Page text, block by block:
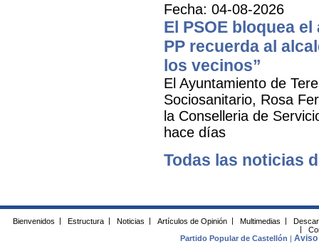
Fecha: 04-08-2026
El PSOE bloquea
PP recuerda al
los vecinos”
El Ayuntamiento de
Sociosanitario, Rosa
la Conselleria de
hace días
Todas las noticias
Bienvenidos Estructura Noticias Artículos de Opinión Multimedias
Partido Popular de Castellón
|Aviso